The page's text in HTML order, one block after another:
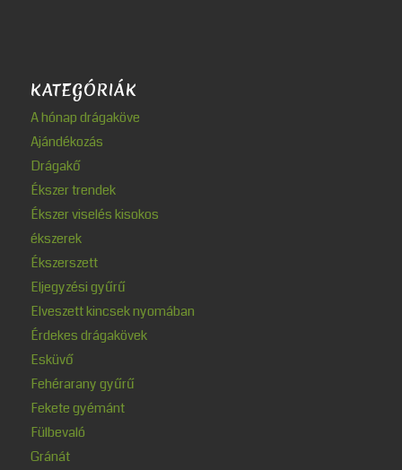
KATEGÓRIÁK
A hónap drágaköve
Ajándékozás
Drágakő
Ékszer trendek
Ékszer viselés kisokos
ékszerek
Ékszerszett
Eljegyzési gyűrű
Elveszett kincsek nyomában
Érdekes drágakövek
Esküvő
Fehérarany gyűrű
Fekete gyémánt
Fülbevaló
Gránát